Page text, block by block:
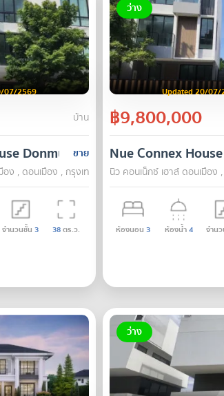
07/2569
บ้าน
ขาย
Donmueang
ง , ดอนเมือง , กรุงเทพ
จำนวนชั้น 3 38ตร.ว.
ว่าง
Updated 20/07/
฿9,800,000
Nue Connex
นิว คอนเน็กซ์ เฮาส์ ดอนเมือง ,
ห้องนอน 3 ห้องน้ำ4 จำน
ว่าง